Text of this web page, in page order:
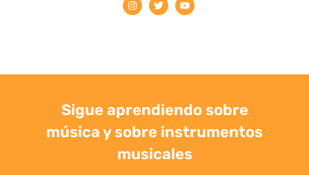
Sigue aprendiendo sobre
música y sobre instrumentos
musicales